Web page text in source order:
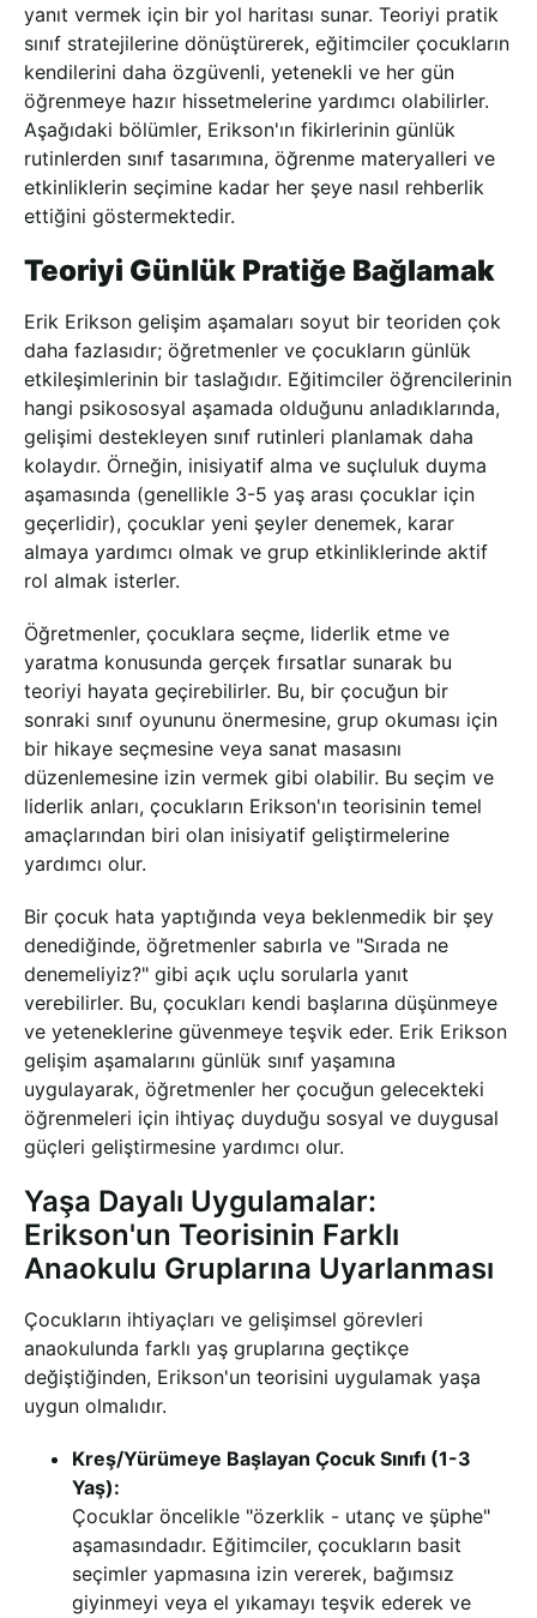
yanıt vermek için bir yol haritası sunar. Teoriyi pratik
sınıf stratejilerine dönüştürerek, eğitimciler çocukların
kendilerini daha özgüvenli, yetenekli ve her gün
öğrenmeye hazır hissetmelerine yardımcı olabilirler.
Aşağıdaki bölümler, Erikson'ın fikirlerinin günlük
rutinlerden sınıf tasarımına, öğrenme materyalleri ve
etkinliklerin seçimine kadar her şeye nasıl rehberlik
ettiğini göstermektedir.
Teoriyi Günlük Pratiğe Bağlamak
Erik Erikson gelişim aşamaları soyut bir teoriden çok
daha fazlasıdır; öğretmenler ve çocukların günlük
etkileşimlerinin bir taslağıdır. Eğitimciler öğrencilerinin
hangi psikososyal aşamada olduğunu anladıklarında,
gelişimi destekleyen sınıf rutinleri planlamak daha
kolaydır. Örneğin, inisiyatif alma ve suçluluk duyma
aşamasında (genellikle 3-5 yaş arası çocuklar için
geçerlidir), çocuklar yeni şeyler denemek, karar
almaya yardımcı olmak ve grup etkinliklerinde aktif
rol almak isterler.
Öğretmenler, çocuklara seçme, liderlik etme ve
yaratma konusunda gerçek fırsatlar sunarak bu
teoriyi hayata geçirebilirler. Bu, bir çocuğun bir
sonraki sınıf oyununu önermesine, grup okuması için
bir hikaye seçmesine veya sanat masasını
düzenlemesine izin vermek gibi olabilir. Bu seçim ve
liderlik anları, çocukların Erikson'ın teorisinin temel
amaçlarından biri olan inisiyatif geliştirmelerine
yardımcı olur.
Bir çocuk hata yaptığında veya beklenmedik bir şey
denediğinde, öğretmenler sabırla ve "Sırada ne
denemeliyiz?" gibi açık uçlu sorularla yanıt
verebilirler. Bu, çocukları kendi başlarına düşünmeye
ve yeteneklerine güvenmeye teşvik eder. Erik Erikson
gelişim aşamalarını günlük sınıf yaşamına
uygulayarak, öğretmenler her çocuğun gelecekteki
öğrenmeleri için ihtiyaç duyduğu sosyal ve duygusal
güçleri geliştirmesine yardımcı olur.
Yaşa Dayalı Uygulamalar:
Erikson'un Teorisinin Farklı
Anaokulu Gruplarına Uyarlanması
Çocukların ihtiyaçları ve gelişimsel görevleri
anaokulunda farklı yaş gruplarına geçtikçe
değiştiğinden, Erikson'un teorisini uygulamak yaşa
uygun olmalıdır.
Kreş/Yürümeye Başlayan Çocuk Sınıfı (1-3
Yaş):
Çocuklar öncelikle "özerklik - utanç ve şüphe"
aşamasındadır. Eğitimciler, çocukların basit
seçimler yapmasına izin vererek, bağımsız
giyinmeyi veya el yıkamayı teşvik ederek ve